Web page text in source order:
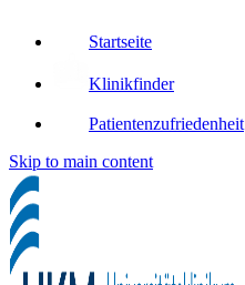
Startseite
Klinikfinder
Patientenzufriedenheit
Skip to main content